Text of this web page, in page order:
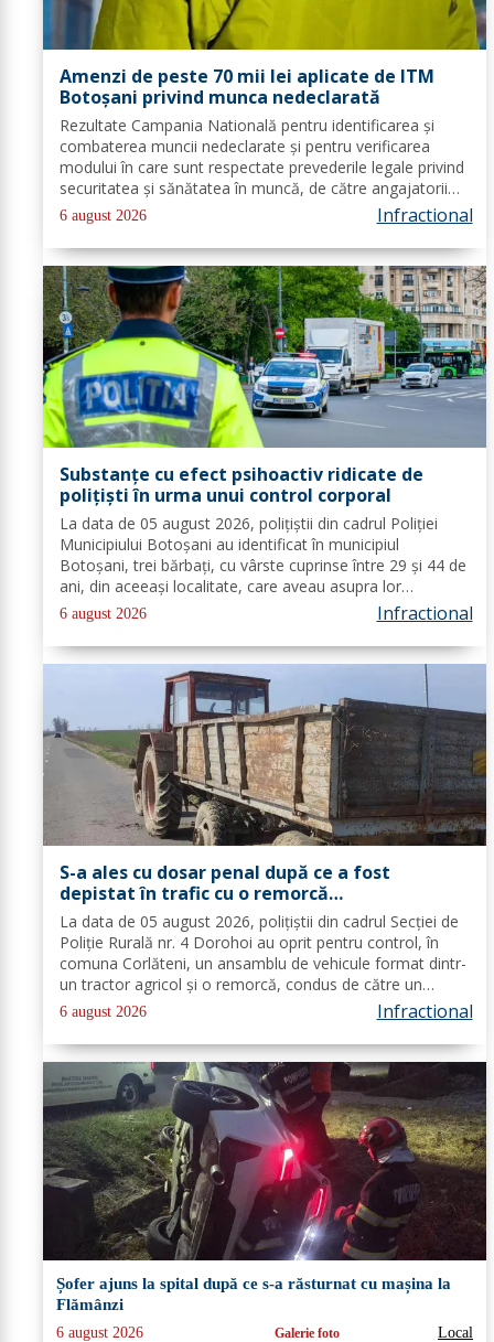
Amenzi de peste 70 mii lei aplicate de ITM
Botoșani privind munca nedeclarată
Rezultate Campania Natională pentru identificarea și
combaterea muncii nedeclarate și pentru verificarea
modului în care sunt respectate prevederile legale privind
securitatea și sănătatea în muncă, de către angajatorii
care desfășoară activități în domeniul Industria
alimentară - cod CAEN 10....
6 august 2026 Infractional
Substanțe cu efect psihoactiv ridicate de
polițiști în urma unui control corporal
La data de 05 august 2026, polițiștii din cadrul Poliției
Municipiului Botoșani au identificat în municipiul
Botoșani, trei bărbați, cu vârste cuprinse între 29 și 44 de
ani, din aceeași localitate, care aveau asupra lor
substanțe psihoactive. În urma efectuării controlului
corporal asupra unuia...
6 august 2026 Infractional
S-a ales cu dosar penal după ce a fost
depistat în trafic cu o remorcă
neînmatriculată
La data de 05 august 2026, polițiștii din cadrul Secției de
Poliție Rurală nr. 4 Dorohoi au oprit pentru control, în
comuna Corlăteni, un ansamblu de vehicule format dintr-
un tractor agricol și o remorcă, condus de către un
bărbat, de 58 de ani, din comuna Corlăteni. În urma
verificărilor efectuate...
6 august 2026 Infractional
Șofer ajuns la spital după ce s-a răsturnat cu mașina la
Flămânzi
6 august 2026 Galerie foto Local